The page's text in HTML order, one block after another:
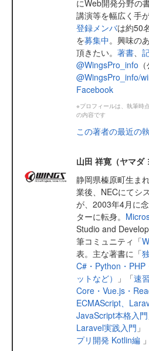
にWeb開発分野の
講演等を幅広く手
登録メンバは約50
を募集中。興味の
頂きたい。 著書
@WingsPro_info
@WingsPro_info/
Facebook
※プロフィールは、執筆時
の内容です
この著者の最近の
山田 祥寛（ヤマダ
静岡県榛原町生ま
業後、NECにてシ
が、2003年4月に
ターに転身。
Studio and
筆コミュニティ「
表。主な著書に「
C#・Python・PHP
ットなど）
」「速
Core・Vue.js・
ECMAScript、
JavaScript本格入門
Laravel実践入門 」
プリ開発 Kotlin編